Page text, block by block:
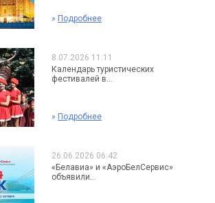
» Подробнее
8.07.2026 11:11
Календарь туристических
фестивалей в...
» Подробнее
26.06.2026 06:42
«Белавиа» и «АэроБелСервис»
объявили...